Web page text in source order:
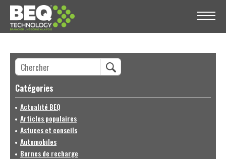
Catégories
Actualité BEQ
Articles populaires
Astuces et conseils
Automobiles
Bornes de recharge